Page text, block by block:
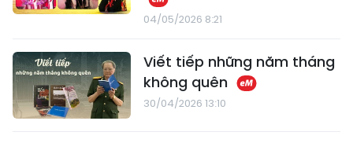
04/05/2026 8:21
Viết tiếp những năm tháng
không quên
30/04/2026 13:10